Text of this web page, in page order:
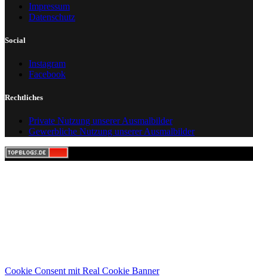
Impressum
Datenschutz
Social
Instagram
Facebook
Rechtliches
Private Nutzung unserer Ausmalbilder
Gewerbliche Nutzung unserer Ausmalbilder
Cookie Consent mit Real Cookie Banner